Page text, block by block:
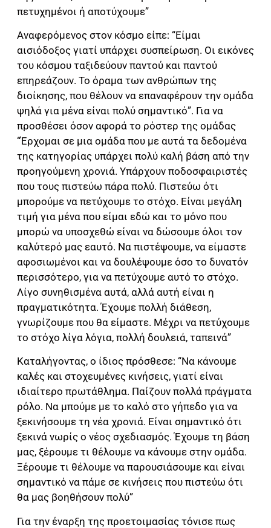
πετυχημένοι ή αποτύχουμε”
Αναφερόμενος στον κόσμο είπε: “Είμαι
αισιόδοξος γιατί υπάρχει συσπείρωση. Οι εικόνες
του κόσμου ταξιδεύουν παντού και παντού
επηρεάζουν. Το όραμα των ανθρώπων της
διοίκησης, που θέλουν να επαναφέρουν την ομάδα
ψηλά για μένα είναι πολύ σημαντικό”. Για να
προσθέσει όσον αφορά το ρόστερ της ομάδας
“Έρχομαι σε μια ομάδα που με αυτά τα δεδομένα
της κατηγορίας υπάρχει πολύ καλή βάση από την
προηγούμενη χρονιά. Υπάρχουν ποδοσφαιριστές
που τους πιστεύω πάρα πολύ. Πιστεύω ότι
μπορούμε να πετύχουμε το στόχο. Είναι μεγάλη
τιμή για μένα που είμαι εδώ και το μόνο που
μπορώ να υποσχεθώ είναι να δώσουμε όλοι τον
καλύτερό μας εαυτό. Να πιστέψουμε, να είμαστε
αφοσιωμένοι και να δουλέψουμε όσο το δυνατόν
περισσότερο, για να πετύχουμε αυτό το στόχο.
Λίγο συνηθισμένα αυτά, αλλά αυτή είναι η
πραγματικότητα. Έχουμε πολλή διάθεση,
γνωρίζουμε που θα είμαστε. Μέχρι να πετύχουμε
το στόχο λίγα λόγια, πολλή δουλειά, ταπεινά”
Καταλήγοντας, ο ίδιος πρόσθεσε: “Να κάνουμε
καλές και στοχευμένες κινήσεις, γιατί είναι
ιδιαίτερο πρωτάθλημα. Παίζουν πολλά πράγματα
ρόλο. Να μπούμε με το καλό στο γήπεδο για να
ξεκινήσουμε τη νέα χρονιά. Είναι σημαντικό ότι
ξεκινά νωρίς ο νέος σχεδιασμός. Έχουμε τη βάση
μας, ξέρουμε τι θέλουμε να κάνουμε στην ομάδα.
Ξέρουμε τι θέλουμε να παρουσιάσουμε και είναι
σημαντικό να πάμε σε κινήσεις που πιστεύω ότι
θα μας βοηθήσουν πολύ”
Για την έναρξη της προετοιμασίας τόνισε πως